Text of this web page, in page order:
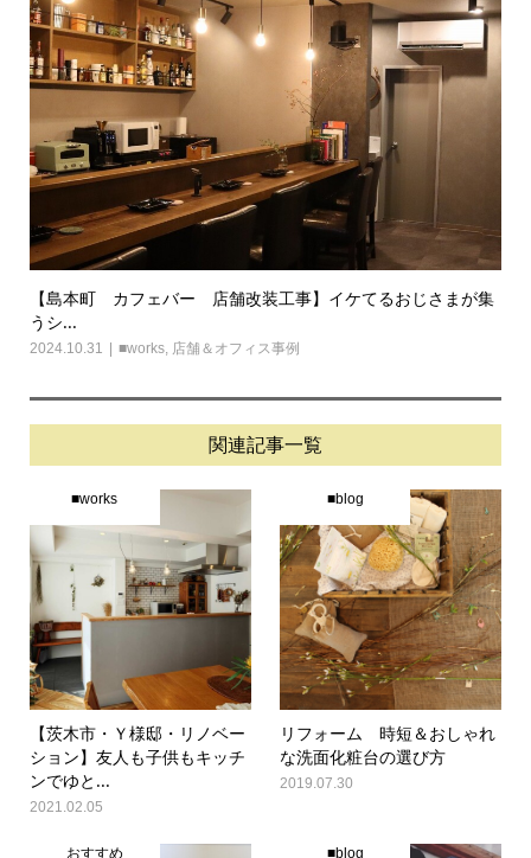
【島本町 カフェバー 店舗改装工事】イケてるおじさまが集
うシ...
2024.10.31 ■works, 店舗＆オフィス事例
関連記事一覧
■works
【茨木市・Ｙ様邸・リノベー
ション】友人も子供もキッチ
ンでゆと...
2021.02.05
■blog
リフォーム 時短＆おしゃれ
な洗面化粧台の選び方
2019.07.30
おすすめ ■blog